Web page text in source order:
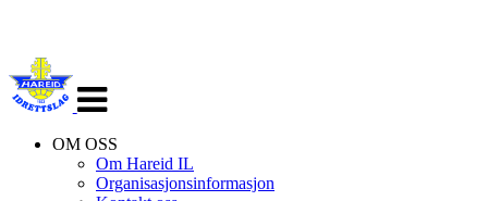
navigasjon
OM OSS
Om Hareid IL
Organisasjonsinformasjon